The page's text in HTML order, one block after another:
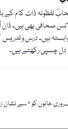
لفظونہ ڈاٹ کام کے
صحافی بھی ہیں۔ ڈان
دل چسپی رکھتے ہیں۔
خانوں کو*سے نشان